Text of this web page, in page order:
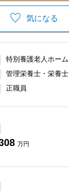
気になる
特別養護老人ホーム
管理栄養士・栄養士
正職員
万円